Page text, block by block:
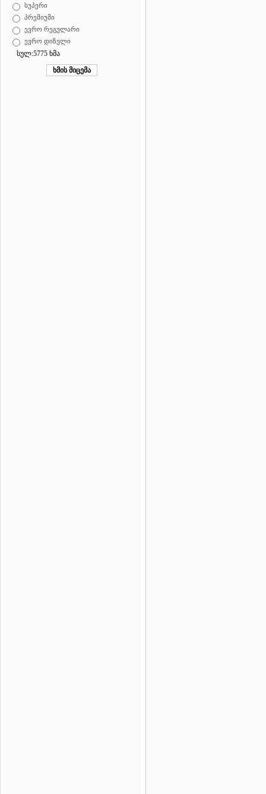
სუპერი
პრემიუმი
ევრო რეგულარი
ევრო დიზელი
სულ:5775 ხმა